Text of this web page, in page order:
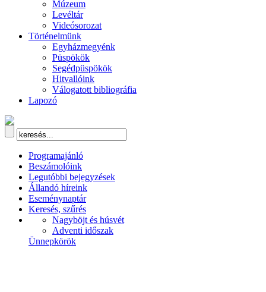
Múzeum
Levéltár
Videósorozat
Történelmünk
Egyházmegyénk
Püspökök
Segédpüspökök
Hitvallóink
Válogatott bibliográfia
Lapozó
Programajánló
Beszámolóink
Legutóbbi bejegyzések
Állandó híreink
Eseménynaptár
Keresés, szűrés
Nagyböjt és húsvét
Adventi időszak
Ünnepkörök